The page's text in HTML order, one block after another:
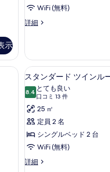
示
プ
ル
ー
ム
の
す
べ
て
の
写
真
を
WiFi (無料)
詳細
ス
ア
ト
リ
ル
ー
ム
詳
細
ト綿のシーツ、高級寝具、ミニバー
ス
タ
ン
ダ
ー
ド
ツ
イ
6
スタンダード ツインル
8.410 点中 8.4
とても良い
口コミ 13 件
(口
コ
ミ
13
件)
25 ㎡
定員 2 名
シングルベッド 2 台
WiFi (無料)
詳細
ス